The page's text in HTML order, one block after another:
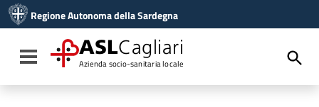
Vai al menu di navigazione
Vai al footer
Regione Autonoma della Sardegna
Toggle navigation
ASLCagliari
Azienda socio-sanitaria locale